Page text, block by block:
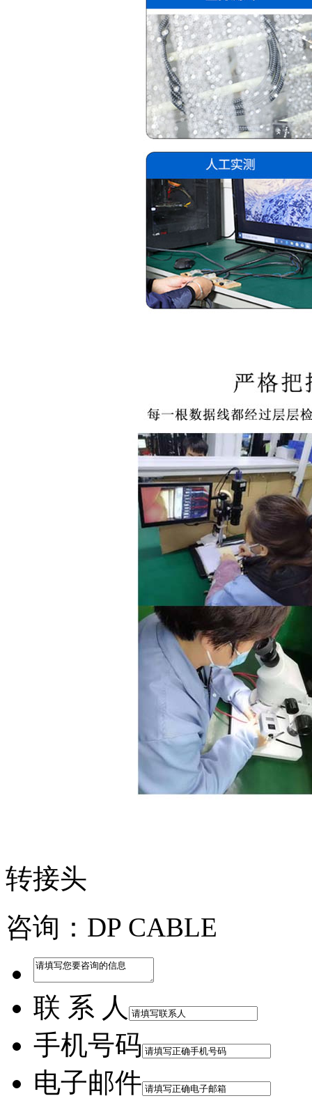
转接头
咨询：DP CABLE
联 系 人
手机号码
电子邮件